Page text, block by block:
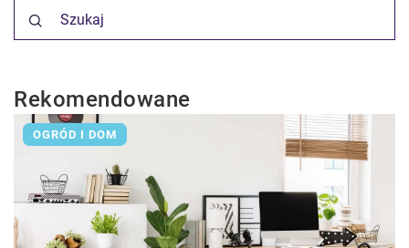
Rekomendowane
OGRÓD I DOM